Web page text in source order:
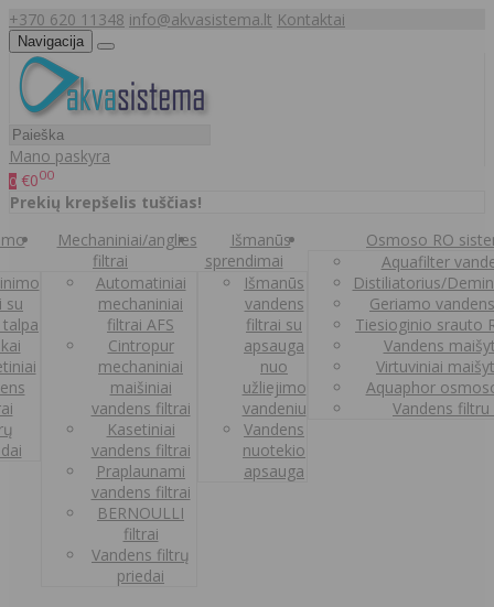
+370 620 11348 info@akvasistema.lt Kontaktai
Navigacija
Mano paskyra
0 €000
Prekių krepšelis tuščias!
su
Mechaniniai/anglies
filtrai
Automatiniai
mechaniniai
filtrai AFS
Cintropur
mechaniniai
maišiniai
vandens filtrai
Kasetiniai
vandens filtrai
Praplaunami
vandens filtrai
BERNOULLI
filtrai
Vandens filtrų
priedai
Išmanūs
sprendimai
Išmanūs
vandens
filtrai su
apsauga
nuo
užliejimo
vandeniu
Vandens
nuotekio
apsauga
Osmoso RO
Aquafilter
Distiliatorius/
Geriamo
Tiesioginio srauto
Vandens
Virtuviniai
Aquaphor
Vandens filtru